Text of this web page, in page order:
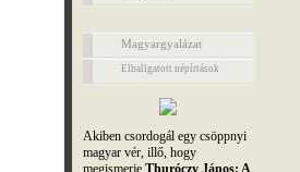
Magyargyalázat
Elhallgatott népírtások
Akiben csordogál egy csöppnyi
magyar vér, illő, hogy
megismerje Thuróczy János: A